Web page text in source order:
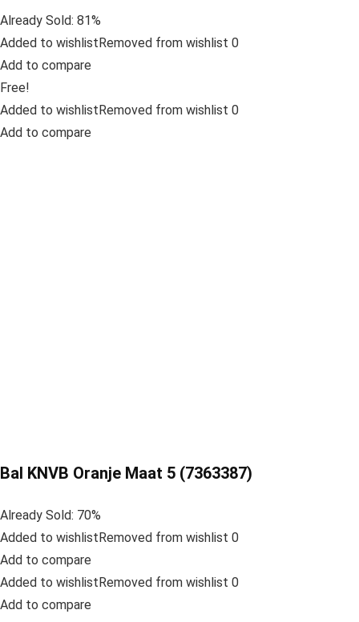
Already Sold: 81%
Added to wishlistRemoved from wishlist 0
Add to compare
Free!
Added to wishlistRemoved from wishlist 0
Add to compare
Bal KNVB Oranje Maat 5 (7363387)
Already Sold: 70%
Added to wishlistRemoved from wishlist 0
Add to compare
Added to wishlistRemoved from wishlist 0
Add to compare